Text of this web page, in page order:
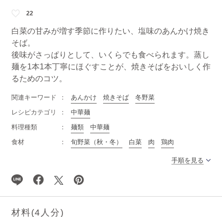
22
白菜の甘みが増す季節に作りたい、塩味のあんかけ焼き
そば。
後味がさっぱりとして、いくらでも食べられます。蒸し
麺を1本1本丁寧にほぐすことが、焼きそばをおいしく作
るためのコツ。
関連キーワード あんかけ 焼きそば
冬野菜
レシピカテゴリ
中華麺
料理種類
麺類
中華麺
食材
旬野菜（秋・冬） 白菜 肉 鶏肉
手順を見る
材料(4 人分)